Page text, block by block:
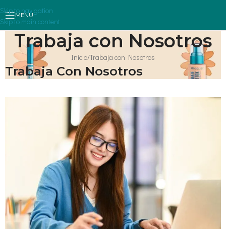
Skip to navigation
Skip to main content
MENU
Trabaja con Nosotros
Inicio Trabaja con Nosotros
Trabaja Con Nosotros